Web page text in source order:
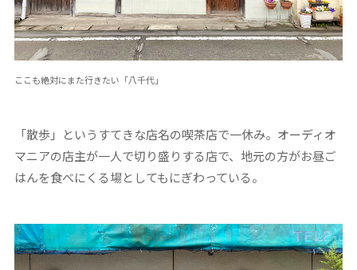
ここも絶対にまた行きたい「八千代」
「散歩」というすてきな店名の喫茶店で一休み。オーディオ
マニアの店主が一人で切り盛りする店で、地元の方がお昼ご
はんを食べにくる場としてもにぎわっている。